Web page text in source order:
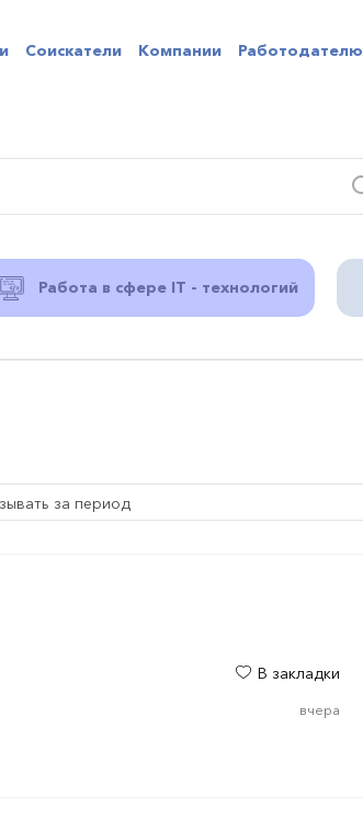
Соискатели Компании Работодателю
Работа в сфере IT - технологий
за период
В закладки
вчера